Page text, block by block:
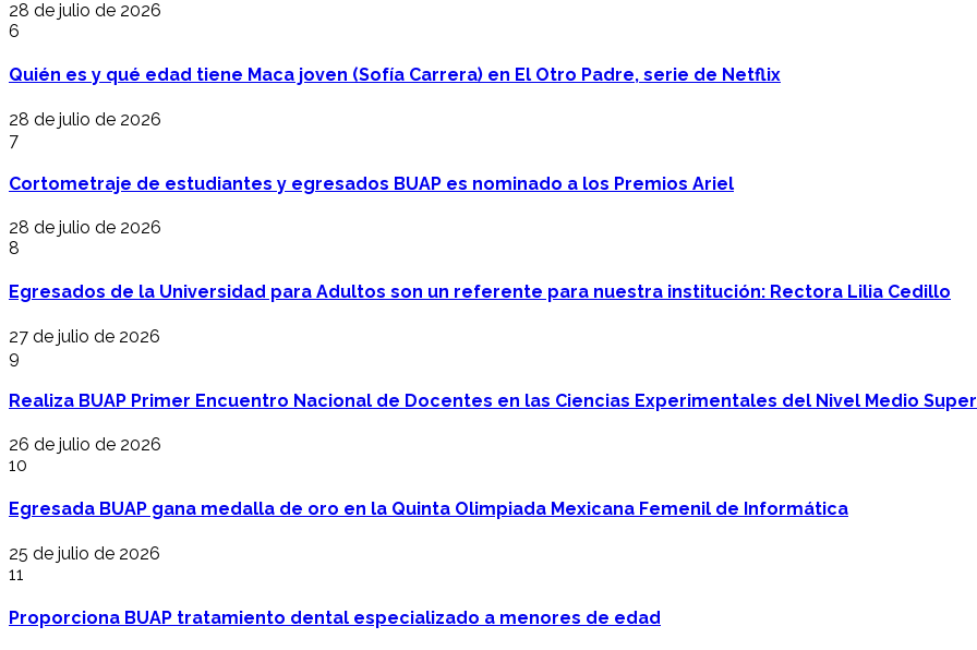
28 de julio de 2026
6
Quién es y qué edad tiene Maca joven (Sofía Carrera) en El Otro Padre, serie de Netflix
28 de julio de 2026
7
Cortometraje de estudiantes y egresados BUAP es nominado a los Premios Ariel
28 de julio de 2026
8
Egresados de la Universidad para Adultos son un referente para nuestra institución: Rectora Lilia Cedillo
27 de julio de 2026
9
Realiza BUAP Primer Encuentro Nacional de Docentes en las Ciencias Experimentales del Nivel Medio
26 de julio de 2026
10
Egresada BUAP gana medalla de oro en la Quinta Olimpiada Mexicana Femenil de Informática
25 de julio de 2026
11
Proporciona BUAP tratamiento dental especializado a menores de edad